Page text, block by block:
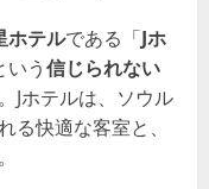
ホテルである「Jホ
う信じられない
Jホテルは、ソウル
る快適な客室と、